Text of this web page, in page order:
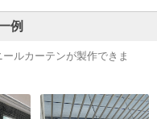
例
ルカーテンが製作できま